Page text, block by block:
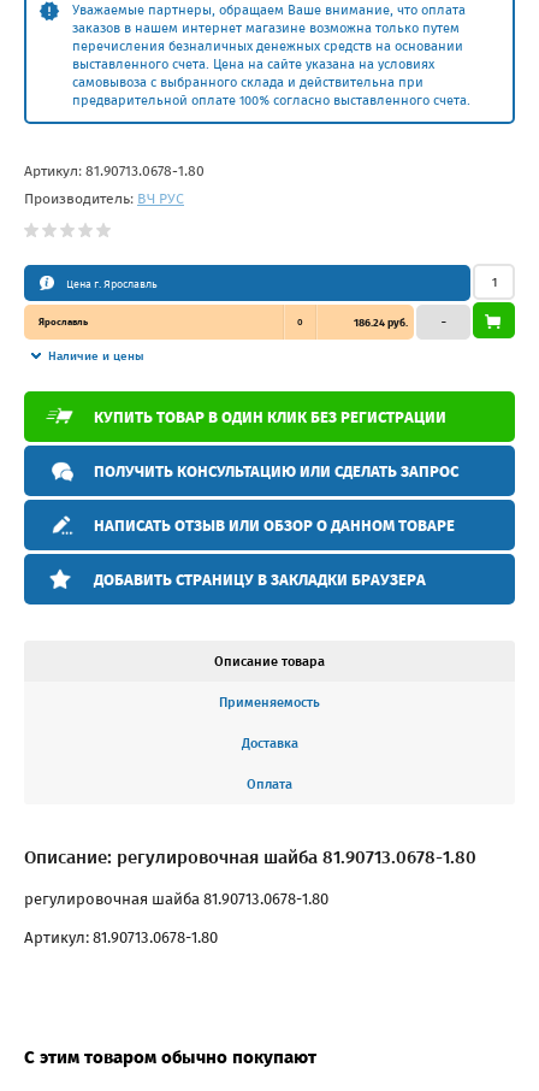
Уважаемые партнеры, обращаем Ваше внимание, что оплата
заказов в нашем интернет магазине возможна только путем
перечисления безналичных денежных средств на основании
выставленного счета. Цена на сайте указана на условиях
самовывоза с выбранного склада и действительна при
предварительной оплате 100% согласно выставленного счета.
Артикул: 81.90713.0678-1.80
Производитель: ВЧ РУС
Цена г. Ярославль
Ярославль 0 186.24 руб.
Наличие и цены
–
КУПИТЬ ТОВАР В ОДИН КЛИК БЕЗ РЕГИСТРАЦИИ
ПОЛУЧИТЬ КОНСУЛЬТАЦИЮ ИЛИ СДЕЛАТЬ ЗАПРОС
НАПИСАТЬ ОТЗЫВ ИЛИ ОБЗОР О ДАННОМ ТОВАРЕ
ДОБАВИТЬ СТРАНИЦУ В ЗАКЛАДКИ БРАУЗЕРА
Описание товара
Применяемость
Доставка
Оплата
Описание: регулировочная шайба 81.90713.0678-1.80
регулировочная шайба 81.90713.0678-1.80
Артикул: 81.90713.0678-1.80
С этим товаром обычно покупают